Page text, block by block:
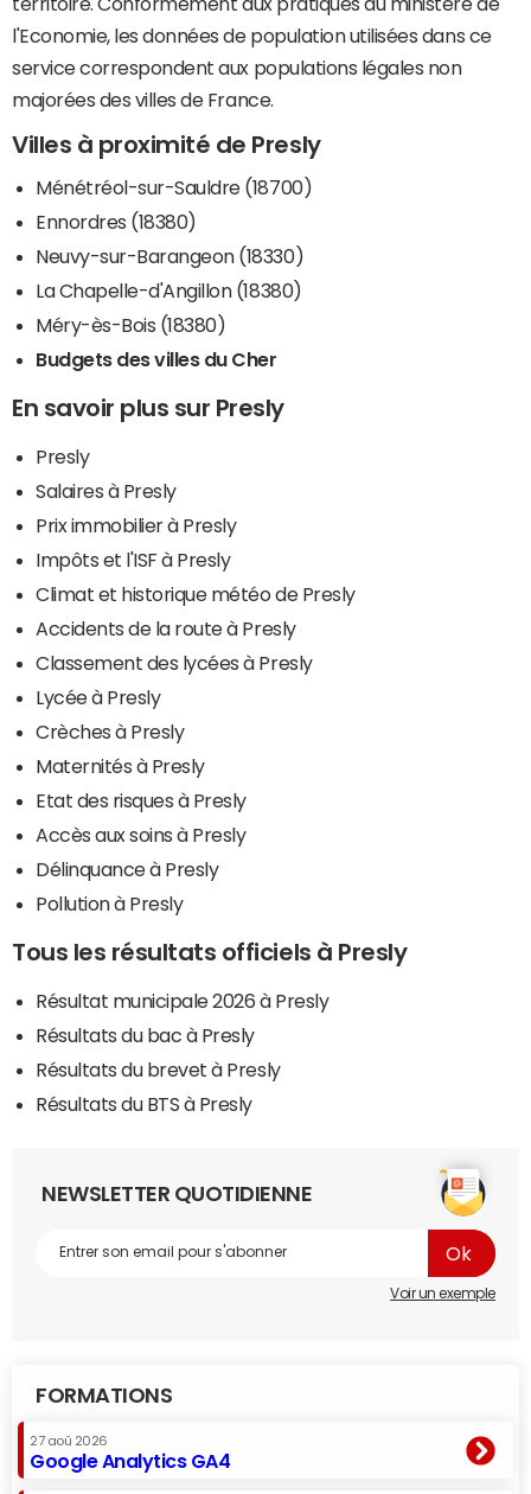
territoire. Conformément aux pratiques du ministère de
l'Economie, les données de population utilisées dans ce
service correspondent aux populations légales non
majorées des villes de France.
Villes à proximité de Presly
Ménétréol-sur-Sauldre (18700)
Ennordres (18380)
Neuvy-sur-Barangeon (18330)
La Chapelle-d'Angillon (18380)
Méry-ès-Bois (18380)
Budgets des villes du Cher
En savoir plus sur Presly
Presly
Salaires à Presly
Prix immobilier à Presly
Impôts et l'ISF à Presly
Climat et historique météo de Presly
Accidents de la route à Presly
Classement des lycées à Presly
Lycée à Presly
Crèches à Presly
Maternités à Presly
Etat des risques à Presly
Accès aux soins à Presly
Délinquance à Presly
Pollution à Presly
Tous les résultats officiels à Presly
Résultat municipale 2026 à Presly
Résultats du bac à Presly
Résultats du brevet à Presly
Résultats du BTS à Presly
NEWSLETTER QUOTIDIENNE
Voir un exemple
FORMATIONS
27 aoû 2026
Google Analytics GA4